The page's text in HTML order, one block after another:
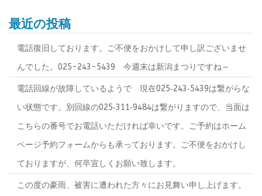
最近の投稿
電話復旧しております。ご不便をおかけして申し訳ございませ
んでした。025-243-5439 今週末は新潟まつりですね～
電話回線が故障しているようで 現在025‐243‐5439は繋がらな
い状態です。別回線の025‐311‐9484は繋がりますので、当面は
こちらの番号でお電話いただければ幸いです。ご予約はホーム
ページ予約フォームからも承っております。ご不便をおかけし
ておりますが、何卒宜しくお願い致します。
この度の豪雨、被害に遭われた方々にお見舞い申し上げます。